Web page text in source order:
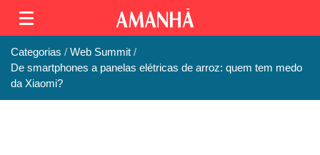
Categorias
Web Summit
De smartphones a panelas elétricas de arroz: quem tem medo
da Xiaomi?